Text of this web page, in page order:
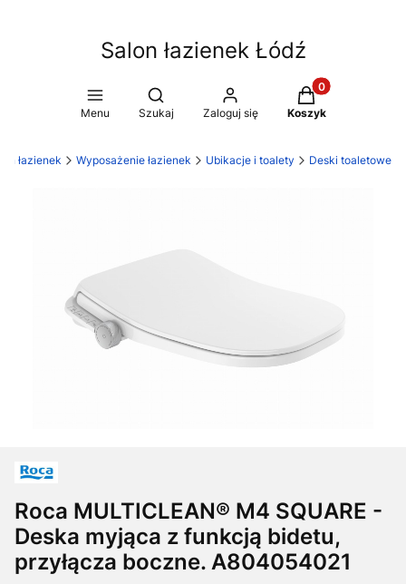
Salon łazienek Łódź
Menu
Otwórz wyszukiwarkę
Szukaj Zaloguj się
Produkty w
Koszyk
łazienek Wyposażenie łazienek Ubikacje i toalety Deski toaletowe
Roca MULTICLEAN® M4 SQUARE -
Deska myjąca z funkcją bidetu,
przyłącza boczne. A804054021